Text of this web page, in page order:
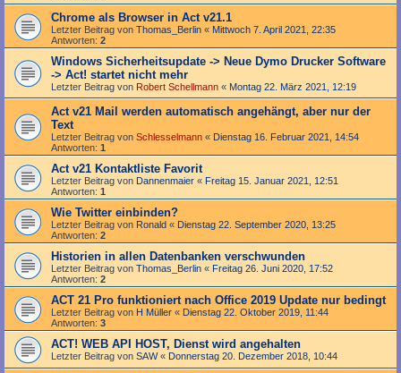
Chrome als Browser in Act v21.1
Letzter Beitrag von Thomas_Berlin « Mittwoch 7. April 2021, 22:35
Antworten: 2
Windows Sicherheitsupdate -> Neue Dymo Drucker Software
-> Act! startet nicht mehr
Letzter Beitrag von Robert Schellmann « Montag 22. März 2021, 12:19
Act v21 Mail werden automatisch angehängt, aber nur der
Text
Letzter Beitrag von Schlesselmann « Dienstag 16. Februar 2021, 14:54
Antworten: 1
Act v21 Kontaktliste Favorit
Letzter Beitrag von Dannenmaier « Freitag 15. Januar 2021, 12:51
Antworten: 1
Wie Twitter einbinden?
Letzter Beitrag von Ronald « Dienstag 22. September 2020, 13:25
Antworten: 2
Historien in allen Datenbanken verschwunden
Letzter Beitrag von Thomas_Berlin « Freitag 26. Juni 2020, 17:52
Antworten: 2
ACT 21 Pro funktioniert nach Office 2019 Update nur bedingt
Letzter Beitrag von H Müller « Dienstag 22. Oktober 2019, 11:44
Antworten: 3
ACT! WEB API HOST, Dienst wird angehalten
Letzter Beitrag von SAW« Donnerstag 20. Dezember 2018, 10:44